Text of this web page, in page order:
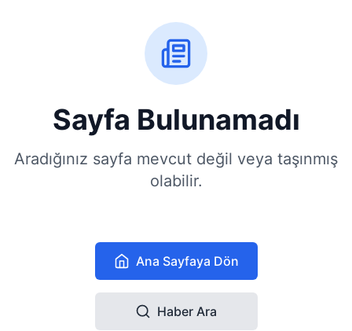
Sayfa Bulunamadı
Aradığınız sayfa mevcut değil veya taşınmış
olabilir.
Ana Sayfaya Dön
Haber Ara